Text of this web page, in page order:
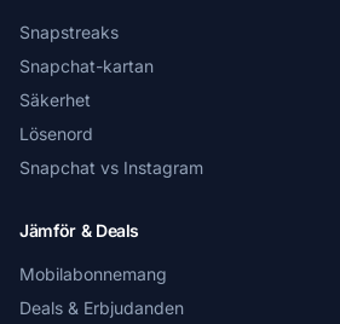
Snapstreaks
Snapchat-kartan
Säkerhet
Lösenord
Snapchat vs Instagram
Jämför & Deals
Mobilabonnemang
Deals & Erbjudanden